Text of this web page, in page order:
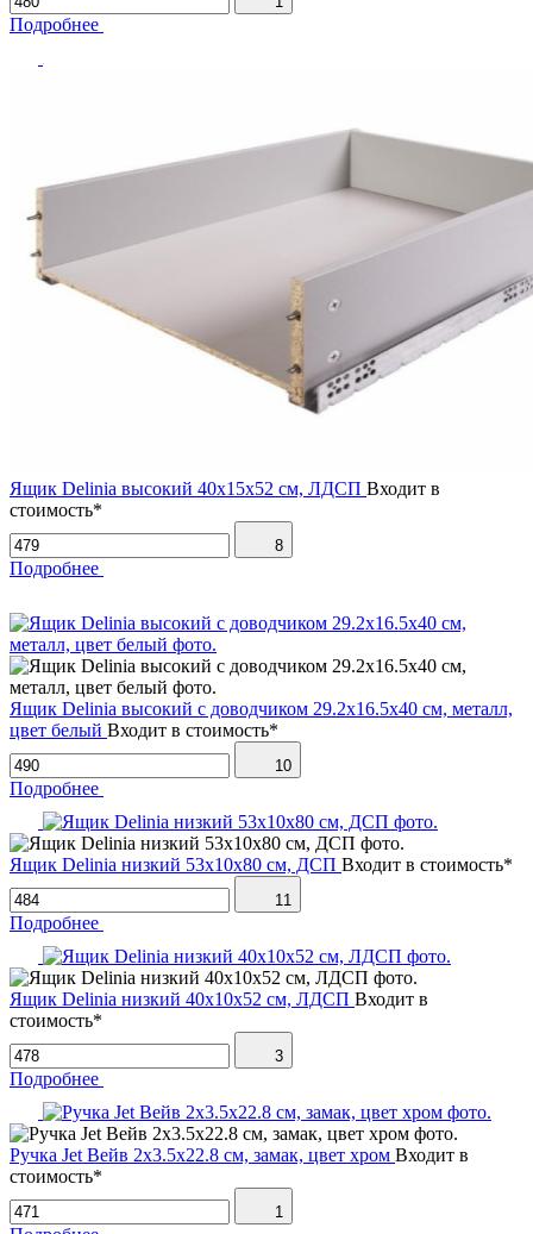
Подробнее
Ящик Delinia высокий 40х15х52 см, ЛДСП Входит в
стоимость*
8
Подробнее
Ящик Delinia высокий с доводчиком 29.2х16.5х40 см, металл,
цвет белый Входит в стоимость*
10
Подробнее
Ящик Delinia низкий 53х10х80 см, ДСП Входит в стоимость*
11
Подробнее
Ящик Delinia низкий 40х10х52 см, ЛДСП Входит в
стоимость*
3
Подробнее
Ручка Jet Вейв 2х3.5х22.8 см, замак, цвет хром Входит в
стоимость*
1